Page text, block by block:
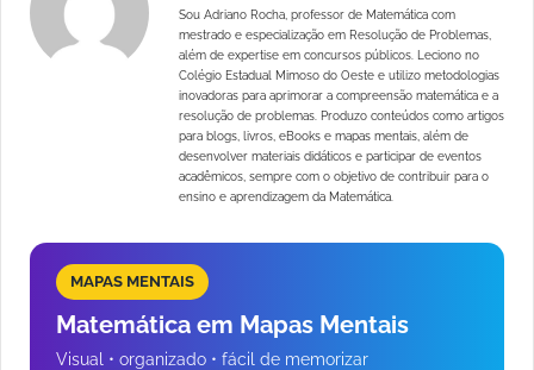
Sou Adriano Rocha, professor de Matemática com
mestrado e especialização em Resolução de Problemas,
além de expertise em concursos públicos. Leciono no
Colégio Estadual Mimoso do Oeste e utilizo metodologias
inovadoras para aprimorar a compreensão matemática e a
resolução de problemas. Produzo conteúdos como artigos
para blogs, livros, eBooks e mapas mentais, além de
desenvolver materiais didáticos e participar de eventos
acadêmicos, sempre com o objetivo de contribuir para o
ensino e aprendizagem da Matemática.
MAPAS MENTAIS
Matemática em Mapas Mentais
Visual • organizado • fácil de memorizar